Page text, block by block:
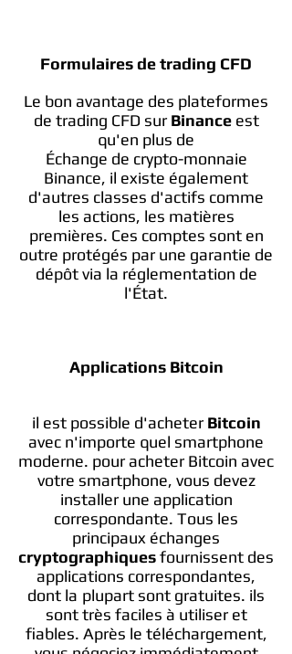
Formulaires de trading CFD
Le bon avantage des plateformes
de trading CFD surBinanceest
qu'en plus de
Échange de crypto-monnaie
Binance, il existe également
d'autres classes d'actifs comme
les actions, les matières
premières. Ces comptes sont en
outre protégés par une garantie de
dépôt via la réglementation de
l'État.
Applications Bitcoin
il est possible d'acheterBitcoin
avec n'importe quel smartphone
moderne. pour acheter Bitcoin avec
votre smartphone, vous devez
installer une application
correspondante. Tous les
principaux échanges
cryptographiquesfournissent des
applications correspondantes,
dont la plupart sont gratuites. ils
sont très faciles à utiliser et
fiables. Après le téléchargement,